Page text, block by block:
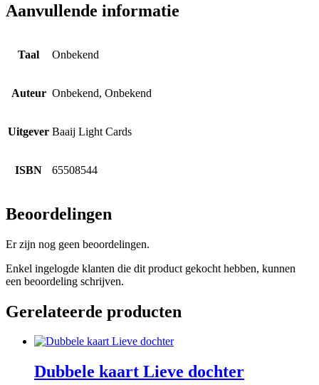
Aanvullende informatie
Taal Onbekend
Auteur Onbekend, Onbekend
Uitgever Baaij Light Cards
ISBN 65508544
Beoordelingen
Er zijn nog geen beoordelingen.
Enkel ingelogde klanten die dit product gekocht hebben, kunnen
een beoordeling schrijven.
Gerelateerde producten
Dubbele kaart Lieve dochter